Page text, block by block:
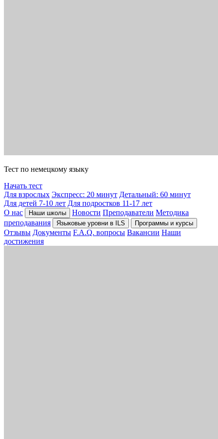
Тест по немецкому языку
Начать тест
Для взрослых Экспресс: 20 минут Детальный: 60 минут
Для детей 7-10 лет Для подростков 11-17 лет
О нас
Наши школы Новости Преподаватели Методика
преподавания
Языковые уровни в ILS Программы и курсы
Отзывы Документы F.A.Q. вопросы Вакансии Наши
достижения